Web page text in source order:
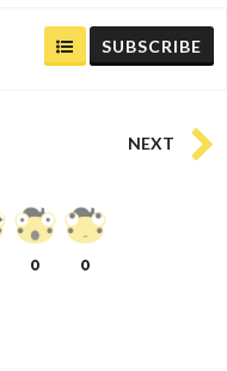
SUBSCRIBE
NEXT
0 0